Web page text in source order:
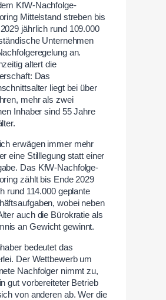
KfW-Nachfolge-
Mittelstand streben bis
jährlich rund 109.000
Unternehmen
an.
altert die
Das
liegt bei über
mehr als zwei
Inhaber sind 55 Jahre
erwägen immer mehr
eine Stilllegung statt einer
Das KfW-Nachfolge-
zählt bis Ende 2029
rund 114.000 geplante
wobei neben
auch die Bürokratie als
an Gewicht gewinnt.
bedeutet das
Der Wettbewerb um
Nachfolger nimmt zu,
gut vorbereiteter Betrieb
von anderen ab. Wer die